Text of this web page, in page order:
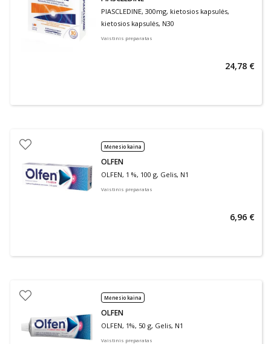
PIASCLEDINE, 300mg, kietosios kapsulės,
kietosios kapsulės, N30
Vaistinis preparatas
24,78 €
Mėnesio kaina
OLFEN
OLFEN, 1 %, 100 g, Gelis, N1
Vaistinis preparatas
6,96 €
Mėnesio kaina
OLFEN
OLFEN, 1%, 50 g, Gelis, N1
Vaistinis preparatas